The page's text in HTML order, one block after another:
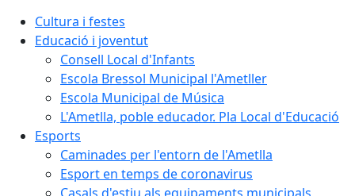
Cultura i festes
Educació i joventut
Consell Local d'Infants
Escola Bressol Municipal l'Ametller
Escola Municipal de Música
L'Ametlla, poble educador. Pla Local d'Educació
Esports
Caminades per l'entorn de l'Ametlla
Esport en temps de coronavirus